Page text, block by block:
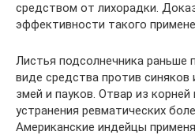
средством от лихорадки.
эффективности такого
Листья подсолнечника раньше
виде средства против синяков
змей и пауков. Отвар из
устранения ревматических
Американские индейцы